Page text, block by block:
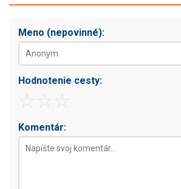
Meno (nepovinné):
Hodnotenie cesty:
☆ ☆ ☆
Komentár: